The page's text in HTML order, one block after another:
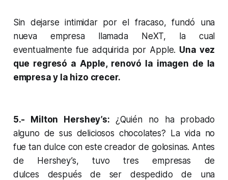
Sin dejarse intimidar por el fracaso, fundó una
nueva empresa llamada NeXT, la cual
eventualmente fue adquirida por Apple. Una vez
que regresó a Apple, renovó la imagen de la
empresa y la hizo crecer.
5.- Milton Hershey’s: ¿Quién no ha probado
alguno de sus deliciosos chocolates? La vida no
fue tan dulce con este creador de golosinas. Antes
de Hershey’s, tuvo tres empresas de
dulces después de ser despedido de una